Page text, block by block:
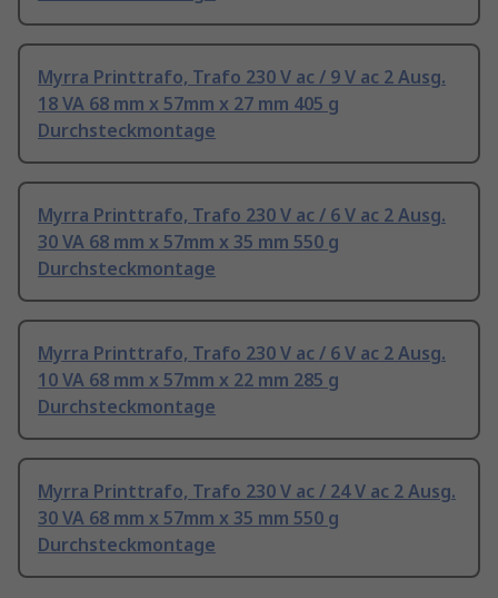
Myrra Printtrafo, Trafo 230 V ac / 9 V ac 2 Ausg.
18 VA 68 mm x 57mm x 27 mm 405 g
Durchsteckmontage
Myrra Printtrafo, Trafo 230 V ac / 6 V ac 2 Ausg.
30 VA 68 mm x 57mm x 35 mm 550 g
Durchsteckmontage
Myrra Printtrafo, Trafo 230 V ac / 6 V ac 2 Ausg.
10 VA 68 mm x 57mm x 22 mm 285 g
Durchsteckmontage
Myrra Printtrafo, Trafo 230 V ac / 24 V ac 2 Ausg.
30 VA 68 mm x 57mm x 35 mm 550 g
Durchsteckmontage